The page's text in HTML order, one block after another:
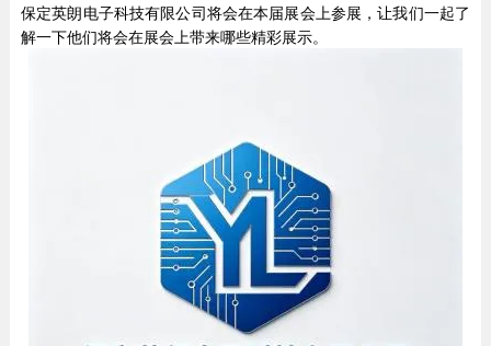
保定英朗电子科技有限公司将会在本届展会上参展，让我们一起了
解一下他们将会在展会上带来哪些精彩展示。